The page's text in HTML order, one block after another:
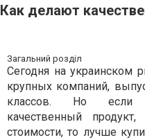
Как делают
Загальний розділ
Сегодня на украинском
крупных компаний,
классов. Но если
качественный
стоимости, то лучше